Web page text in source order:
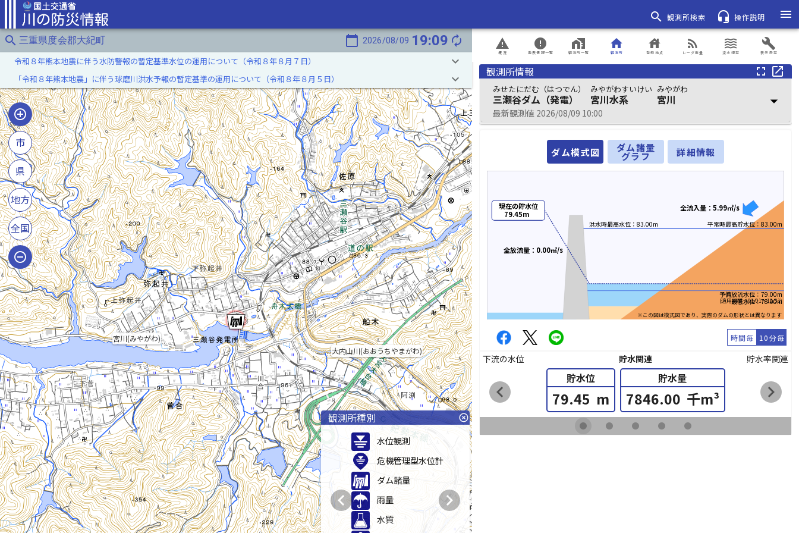
search 観測所検索 headset_mic 操作説明
menu
search 三重県度会郡大紀町 calendar_today 2026/08/09 19:09 autorenew
宮川(みやがわ)
大内山川(おおうちやまがわ)
令和８年熊本地震に伴う水防警報の暫定基準水位の運用について（令和８年８月７日） keyboard_arrow_down
「令和８年熊本地震」に伴う球磨川洪水予報の暫定基準の運用について（令和８年８月５日） keyboard_arrow_down
市
県
地方
全国
観測所種別 highlight_off
水位観測
危機管理型水位計
ダム諸量
雨量
水質
chevron_left chevron_right
概況
report_problem
発表情報一覧
error
観測所一覧
home_work
観測所
home
登録地点
house
レーダ雨量
rss_feed
浸水想定
waves
表示設定
build
観測所情報
fullscreen open_in_new
みせたにだむ（はつでん）
三瀬谷ダム（発電）
みやがわすいけい
宮川水系
みやがわ
宮川
最新観測値 2026/08/09 10:00
arrow_drop_down
ダム模式図 ダム諸量
グラフ 詳細情報
※この図は模式図であり、実際のダムの形状とは異なります
洪水時最高水位：83.00m 平常時最高貯水位：83.00m
予備放流水位：79.00m
(適用期間：01/01～12/31)
最低水位：78.00m
現在の貯水位
79.45m
全流入量：5.99㎥/s
全放流量：0.00㎥/s
時間毎 10分毎
下流の水位 貯水関連 貯水率関連
貯水位
79.45 m
貯水量
7846.00 千m³
chevron_left chevron_right
fiber_manual_record fiber_manual_record fiber_manual_record fiber_manual_record fiber_manual_record